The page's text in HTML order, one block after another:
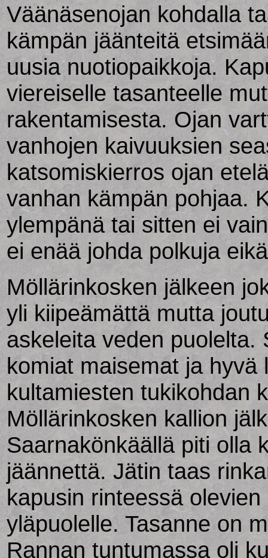
Väänäsenojan kohdalla
kämpän jäänteitä
uusia nuotiopaikkoja.
viereiselle tasanteelle
rakentamisesta. Ojan
vanhojen kaivuuksien
katsomiskierros ojan
vanhan kämpän pohjaa.
ylempänä tai sitten ei
ei enää johda polkuja
Möllärinkosken jälkeen
yli kiipeämättä mutta
askeleita veden puolelta.
komiat maisemat ja hyvä
kultamiesten tukikohdan
Möllärinkosken kallion
Saarnakönkäällä piti olla
jäännettä. Jätin taas
kapusin rinteessä
yläpuolelle. Tasanne on
Rannan tuntumassa oli